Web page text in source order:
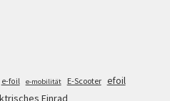
e-foil e-mobilität E-Scooter efoil
Einrad